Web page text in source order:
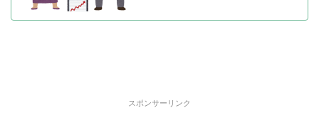
スポンサーリンク